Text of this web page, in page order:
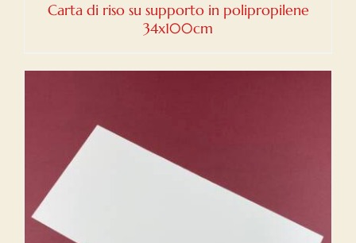
Carta di riso su supporto in polipropilene
34x100cm